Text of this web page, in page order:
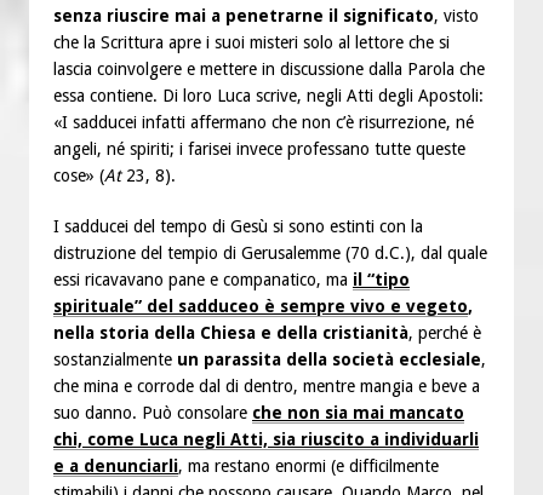
senza riuscire mai a penetrarne il significato, visto
che la Scrittura apre i suoi misteri solo al lettore che si
lascia coinvolgere e mettere in discussione dalla Parola che
essa contiene. Di loro Luca scrive, negli Atti degli Apostoli:
«I sadducei infatti affermano che non c’è risurrezione, né
angeli, né spiriti; i farisei invece professano tutte queste
cose» (At23, 8).
I sadducei del tempo di Gesù si sono estinti con la
distruzione del tempio di Gerusalemme (70 d.C.), dal quale
essi ricavavano pane e companatico, ma il “tipo
spirituale” del sadduceo è sempre vivo e vegeto,
nella storia della Chiesa e della cristianità, perché è
sostanzialmente un parassita della società ecclesiale,
che mina e corrode dal di dentro, mentre mangia e beve a
suo danno. Può consolare che non sia mai mancato
chi, come Luca negli Atti, sia riuscito a individuarli
e a denunciarli, ma restano enormi (e difficilmente